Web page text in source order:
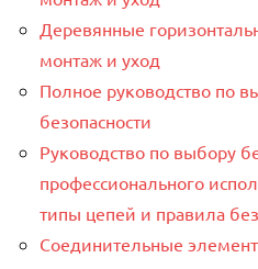
Деревянные
монтаж и уход
Полное руководство по
безопасности
Руководство по выбору
профессионального
типы цепей и правила
Соединительные